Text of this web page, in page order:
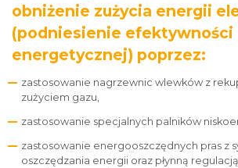
obniżenie zużycia energii
(podniesienie efektywności
energetycznej) poprzez:
zastosowanie nagrzewnic wlewków z
zużyciem gazu,
zastosowanie specjalnych palników
zastosowanie energooszczędnych pras z
oszczędzania energii oraz płynną